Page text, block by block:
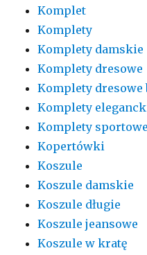
Komplet
Komplety
Komplety damskie
Komplety dresowe
Komplety dresowe
Komplety
Komplety sportowe
Kopertówki
Koszule
Koszule damskie
Koszule długie
Koszule jeansowe
Koszule w kratę